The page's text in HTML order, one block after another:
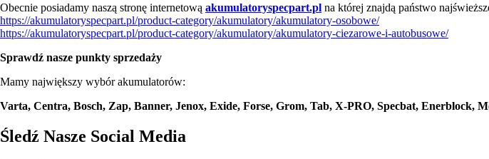
Obecnie posiadamy naszą stronę internetową akumulatoryspecpart.pl na której znajdą państwo
https://akumulatoryspecpart.pl/product-category/akumulatory/akumulatory-osobowe/
https://akumulatoryspecpart.pl/product-category/akumulatory/akumulatory-ciezarowe-i-autobusowe/
Sprawdź nasze punkty sprzedaży
Mamy największy wybór akumulatorów:
Varta, Centra, Bosch, Zap, Banner, Jenox, Exide, Forse, Grom, Tab, X-PRO, Specbat, Enerblock,
Śledź Nasze Social Media